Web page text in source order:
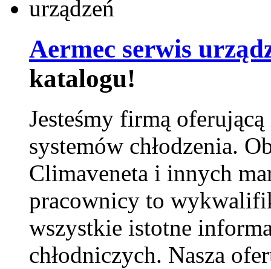
Aermec serwis
katalogu!
Jesteśmy firmą
systemów chłodzenia.
Climaveneta i innych
pracownicy to
wszystkie istotne
chłodniczych. Nasza